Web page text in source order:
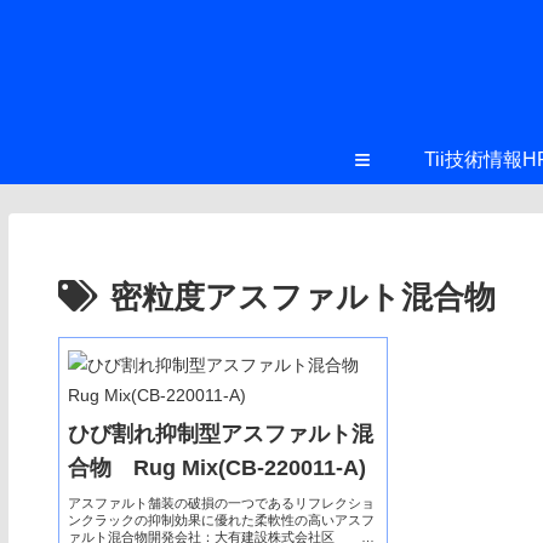
≡ Tii技術情報
密粒度アスファルト混合物
ひび割れ抑制型アスファルト混
合物 Rug Mix(CB-220011-A)
アスファルト舗装の破損の一つであるリフレクショ
ンクラックの抑制効果に優れた柔軟性の高いアスフ
ァルト混合物開発会社：大有建設株式会社区